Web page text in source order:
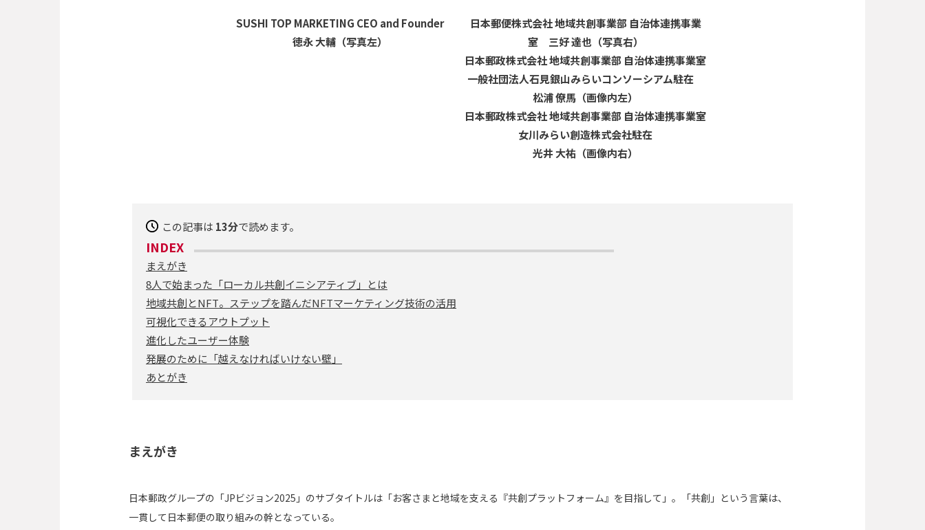
SUSHI TOP MARKETING CEO and Founder
徳永 大輔（写真左）
日本郵便株式会社 地域共創事業部 自治体連携事業
室 三好 達也（写真右）
日本郵政株式会社 地域共創事業部 自治体連携事業室
一般社団法人石見銀山みらいコンソーシアム駐在
松浦 僚馬（画像内左）
日本郵政株式会社 地域共創事業部 自治体連携事業室
女川みらい創造株式会社駐在
光井 大祐（画像内右）
この記事は 13分で読めます。
INDEX
まえがき
8人で始まった「ローカル共創イニシアティブ」とは
地域共創とNFT。ステップを踏んだNFTマーケティング技術の活用
可視化できるアウトプット
進化したユーザー体験
発展のために「越えなければいけない壁」
あとがき
まえがき
日本郵政グループの「JPビジョン2025」のサブタイトルは「お客さまと地域を支える『共創プラットフォーム』を目指して」。「共創」という言葉は、
一貫して日本郵便の取り組みの幹となっている。